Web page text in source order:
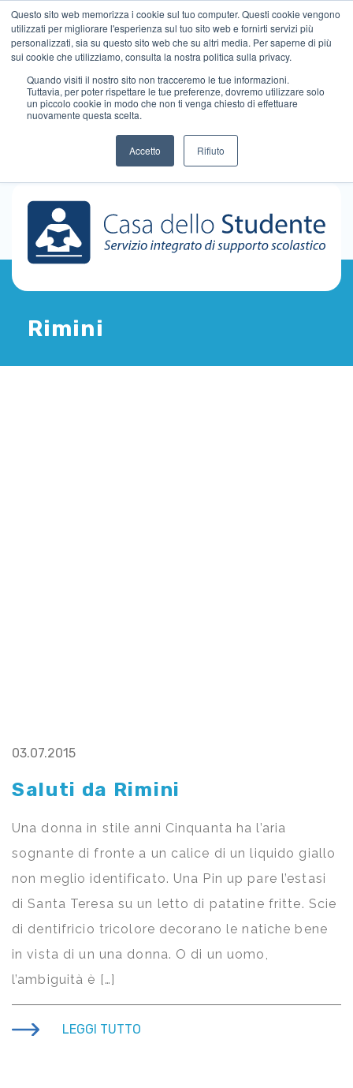
Questo sito web memorizza i cookie sul tuo computer. Questi cookie vengono
utilizzati per migliorare l'esperienza sul tuo sito web e fornirti servizi più
personalizzati, sia su questo sito web che su altri media. Per saperne di più
sui cookie che utilizziamo, consulta la nostra politica sulla privacy.
Quando visiti il ​​nostro sito non tracceremo le tue informazioni.
Tuttavia, per poter rispettare le tue preferenze, dovremo utilizzare solo
un piccolo cookie in modo che non ti venga chiesto di effettuare
nuovamente questa scelta.
Accetto Rifiuto
Rimini
03.07.2015
Saluti da Rimini
Una donna in stile anni Cinquanta ha l’aria
sognante di fronte a un calice di un liquido giallo
non meglio identificato. Una Pin up pare l’estasi
di Santa Teresa su un letto di patatine fritte. Scie
di dentifricio tricolore decorano le natiche bene
in vista di un una donna. O di un uomo,
l’ambiguità è […]
LEGGI TUTTO